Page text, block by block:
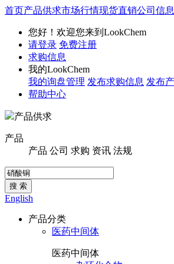
首页产品供求市场行情现货直销公司信息
您好！欢迎您来到LookChem
请登录 免费注册
求购信息
我的LookChem
我的询盘管理 发布求购信息 发布
帮助中心
产品供求
产品
产品 公司 求购 资讯 法规
搜 索
English
产品分类
医药中间体
医药中间体